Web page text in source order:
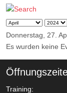
Donnerstag, 27.
Es wurden keine
Training: